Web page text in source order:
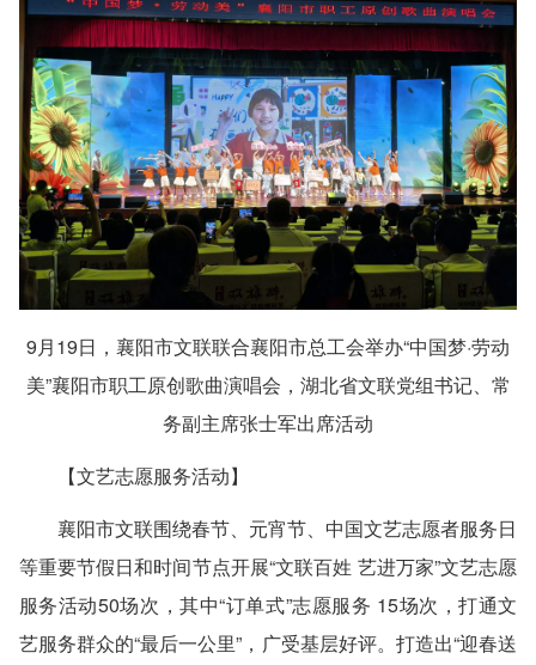
9月19日，襄阳市文联联合襄阳市总工会举办“中国梦·劳动
美”襄阳市职工原创歌曲演唱会，湖北省文联党组书记、常
务副主席张士军出席活动
【文艺志愿服务活动】
襄阳市文联围绕春节、元宵节、中国文艺志愿者服务日
等重要节假日和时间节点开展“文联百姓 艺进万家”文艺志愿
服务活动50场次，其中“订单式”志愿服务 15场次，打通文
艺服务群众的“最后一公里”，广受基层好评。打造出“迎春送